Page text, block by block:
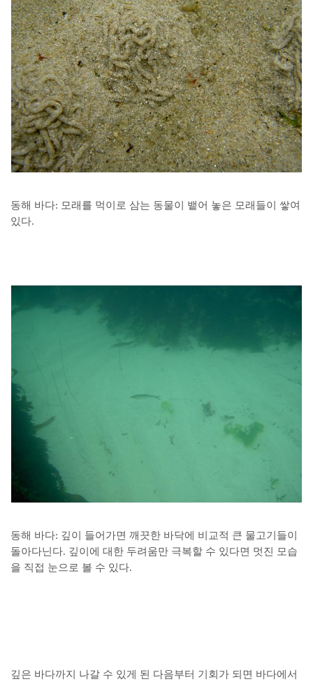
동해 바다: 모래를 먹이로 삼는 동물이 뱉어 놓은 모래들이 쌓여
있다.
동해 바다: 깊이 들어가면 깨끗한 바닥에 비교적 큰 물고기들이
돌아다닌다. 깊이에 대한 두려움만 극복할 수 있다면 멋진 모습
을 직접 눈으로 볼 수 있다.
깊은 바다까지 나갈 수 있게 된 다음부터 기회가 되면 바다에서